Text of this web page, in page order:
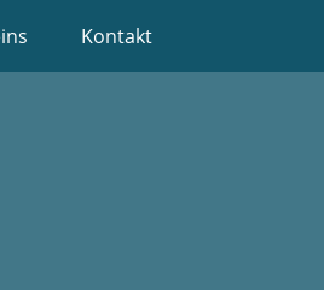
Kontakt